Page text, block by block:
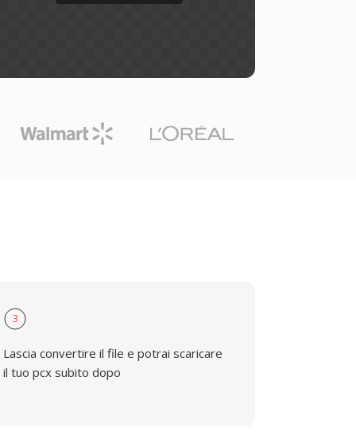
3
Lascia convertire il file e potrai scaricare
il tuo pcx subito dopo